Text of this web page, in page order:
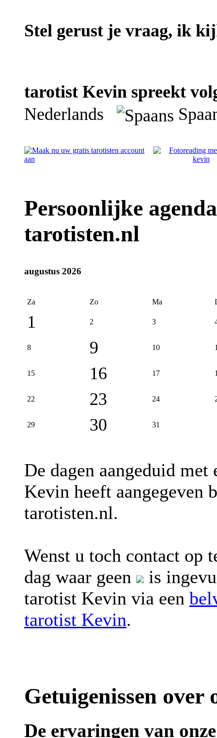
Stel gerust je vraag, ik
tarotist Kevin spreekt
Nederlands
Persoonlijke
tarotisten.nl
augustus 2026
Za Zo Ma
1 2 3
8 9 10
15 16 17
22 23 24
29 30 31
De dagen aangeduid met
Kevin heeft aangegeven
tarotisten.nl.
Wenst u toch contact op
dag waar geen
is
tarotist Kevin via een
tarotist Kevin.
Getuigenissen over
De ervaringen van